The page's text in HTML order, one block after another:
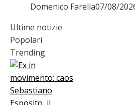
Domenico Farella07/08/
Ultime notizie
Popolari
Trending